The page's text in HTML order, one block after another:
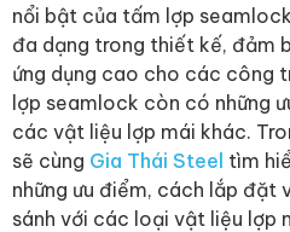
nổi bật của tấm lợp
đa dạng trong thiết kế, đảm
ứng dụng cao cho các công
lợp seamlock còn có những
các vật liệu lợp mái khác.
sẽ cùng Gia Thái Steel tìm
những ưu điểm, cách lắp đặt
sánh với các loại vật liệu lợp